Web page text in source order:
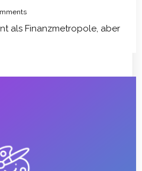
als Finanzmetropole, aber